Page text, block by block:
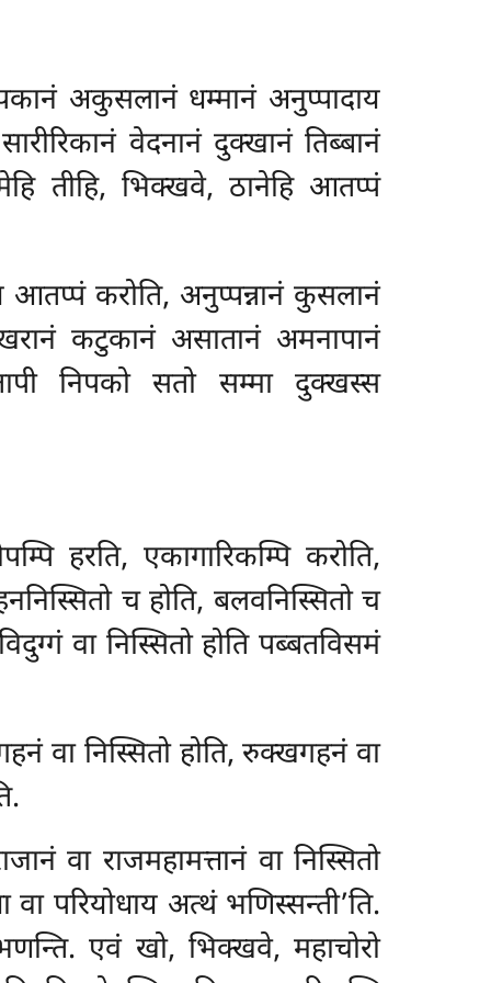
अकुसलानं धम्मानं अनुप्पादाय
वेदनानं दुक्खानं तिब्बानं
तीहि, भिक्खवे, ठानेहि आतप्पं
करोति, अनुप्पन्नानं कुसलानं
खरानं कटुकानं असातानं अमनापानं
निपको सतो सम्मा दुक्खस्स
हरति, एकागारिकम्पि करोति,
च होति, बलवनिस्सितो च
वा निस्सितो होति पब्बतविसमं
वा निस्सितो होति, रुक्खगहनंवा
वा राजमहामत्तानं वा निस्सितो
परियोधाय अत्थं भणिस्सन्ती’ति.
एवं खो, भिक्खवे, महाचोरो